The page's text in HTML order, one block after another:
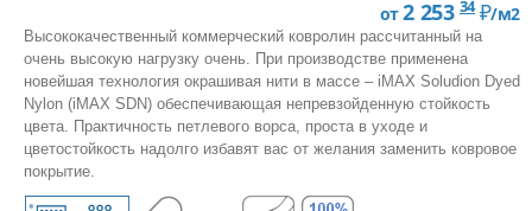
от2 253 34 ₽/м2
Высококачественный коммерческий ковролин рассчитанный на
очень высокую нагрузку очень. При производстве применена
новейшая технология окрашивая нити в массе – iMAX Soludion Dyed
Nylon (iMAX SDN) обеспечивающая непревзойденную стойкость
цвета. Практичность петлевого ворса, проста в уходе и
цветостойкость надолго избавят вас от желания заменить ковровое
покрытие.